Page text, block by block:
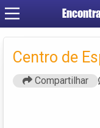
Centro de
Compartilhar